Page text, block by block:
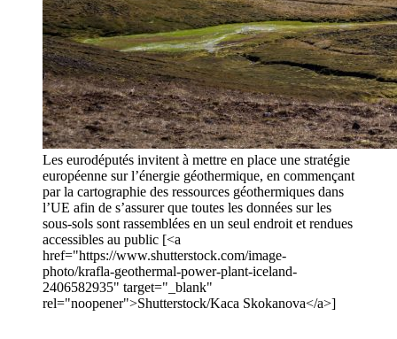
Les eurodéputés invitent à mettre en place une stratégie
européenne sur l’énergie géothermique, en commençant
par la cartographie des ressources géothermiques dans
l’UE afin de s’assurer que toutes les données sur les
sous-sols sont rassemblées en un seul endroit et rendues
accessibles au public [<a
href="https://www.shutterstock.com/image-
photo/krafla-geothermal-power-plant-iceland-
2406582935" target="_blank"
rel="noopener">Shutterstock/Kaca Skokanova</a>]